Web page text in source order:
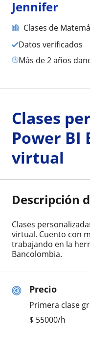
Jennifer
Clases de
Datos verificados
más de 2 años
Precio
Primera clase
$ 55000/h
Clases
Power BI
virtual
Descripción
Clases
virtual. Cuento con
trabajando en la
Bancolombia.